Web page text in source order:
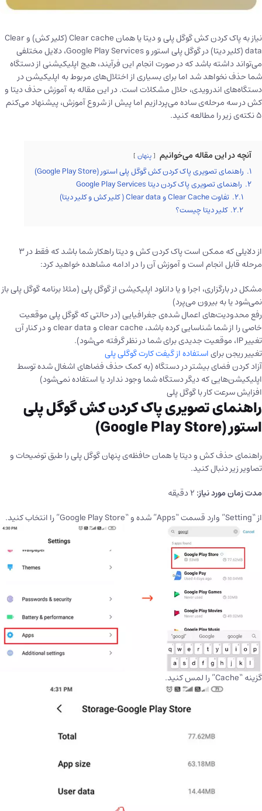
نیاز به پاک کردن کش گوگل پلی و دیتا یا همان Clear cache (کلیر کش) و Clear
data (کلیر دیتا) در گوگل پلی استور و Google Play Services، دلایل مختلفی
می‌تواند داشته باشد که در صورت انجام این فرآیند، هیچ اپلیکیشنی از دستگاه
شما حذف نخواهد شد اما برای بسیاری از اختلال‌های مربوط به اپلیکیشن در
دستگاه‌های اندرویدی، حلال مشکلات است. در این مقاله به آموزش حذف دیتا و
کش در سه مرحله‌ی ساده می‌پردازیم اما پیش از شروع آموزش، پیشنهاد می‌کنم
۵ نکته‌ی زیر را مطالعه کنید.
آنچه در این مقاله می‌خوانیم پنهان
1. راهنمای تصویری پاک کردن کش گوگل پلی استور (Google Play Store)
2. راهنمای تصویری پاک کردن دیتا Google Play Services
2.1. تفاوت Clear Cache و Clear data ( کلیر کش و کلیر دیتا)
2.2. کلیر دیتا چیست؟
از دلایلی که ممکن است پاک کردن کش و دیتا راهکار شما باشد که فقط در ۳
مرحله قابل انجام است و آموزش آن را در ادامه مشاهده خواهید کرد:
مشکل در بارگزاری، اجرا و یا دانلود اپلیکیشن از گوگل پلی (مثلا برنامه گوگل پلی باز
نمی‌شود یا به بیرون می‌پرد)
رفع محدودیت‌های اعمال شده‌ی جغرافیایی (در حالتی که گوگل پلی موقعیت
خاصی را از شما شناسایی کرده باشد، clear cache و clear data و در کنار آن
تغییر IP، موقعیت جدیدی برای شما در نظر گرفته می‌شود).
تغییر ریجن برایاستفاده از گیفت کارت گوگلی پلی
آزاد کردن فضای بیشتر در دستگاه (به کمک حذف فضاهای اشغال شده توسط
اپلیکیشن‌هایی که دیگر دستگاه شما وجود ندارد یا استفاده نمی‌شود)
افزایش سرعت کار با گوگل پلی
راهنمای تصویری پاک کردن کش گوگل پلی
استور (Google Play Store)
راهنمای حذف کش و دیتا یا همان حافظه‌ی پنهان گوگل پلی را طبق توضیحات و
تصاویر زیر دنبال کنید.
مدت زمان مورد نیاز: 2 دقیقه
از “Setting” وارد قسمت “Apps” شده و “Google Play Store” را انتخاب کنید.
گزینه “Cache” را لمس کنید.